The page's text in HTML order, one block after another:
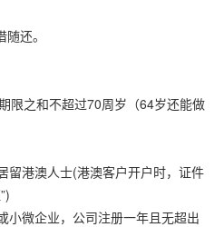
还。
限之和不超过70周岁（64岁还能做
留港澳人士(港澳客户开户时，证件
小微企业，公司注册一年且无超出